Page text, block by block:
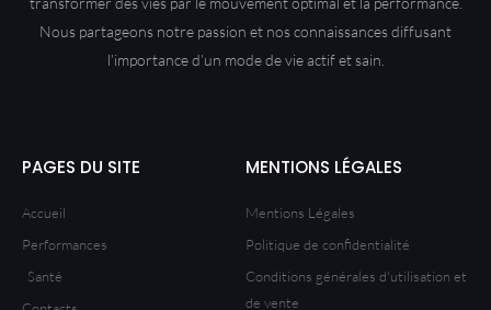
Nous partageons notre passion et nos connaissances diffusant
l’importance d’un mode de vie actif et sain.
PAGES DU SITE
Accueil
Performances
Santé
MENTIONS LÉGALES
Mentions Légales
Politique de confidentialité
Conditions générales d'utilisation et
de vente